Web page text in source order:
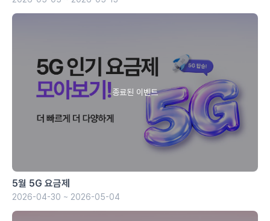
5월 5G 요금제
2026-04-30 ~ 2026-05-04